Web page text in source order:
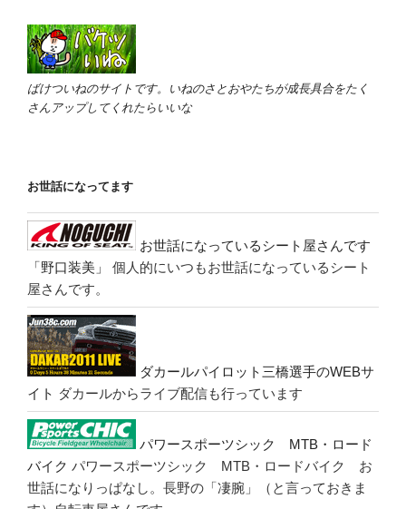
ばけついねのサイトです。いねのさとおやたちが成長具合をたく
さんアップしてくれたらいいな
お世話になってます
お世話になっているシート屋さんです
「野口装美」
個人的にいつもお世話になっているシート
屋さんです。
ダカールパイロット三橋選手のWEBサ
イト ダカールからライブ配信も行っています
パワースポーツシック MTB・ロード
バイク パワースポーツシック MTB・ロードバイク お
世話になりっぱなし。長野の「凄腕」（と言っておきま